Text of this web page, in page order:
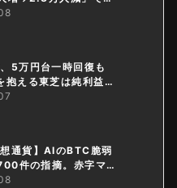
5万円台一時回復も
抱える東芝は純利益3
想通貨】AIのBTC脆弱
件の指摘。赤字マイ
AIに賭ける